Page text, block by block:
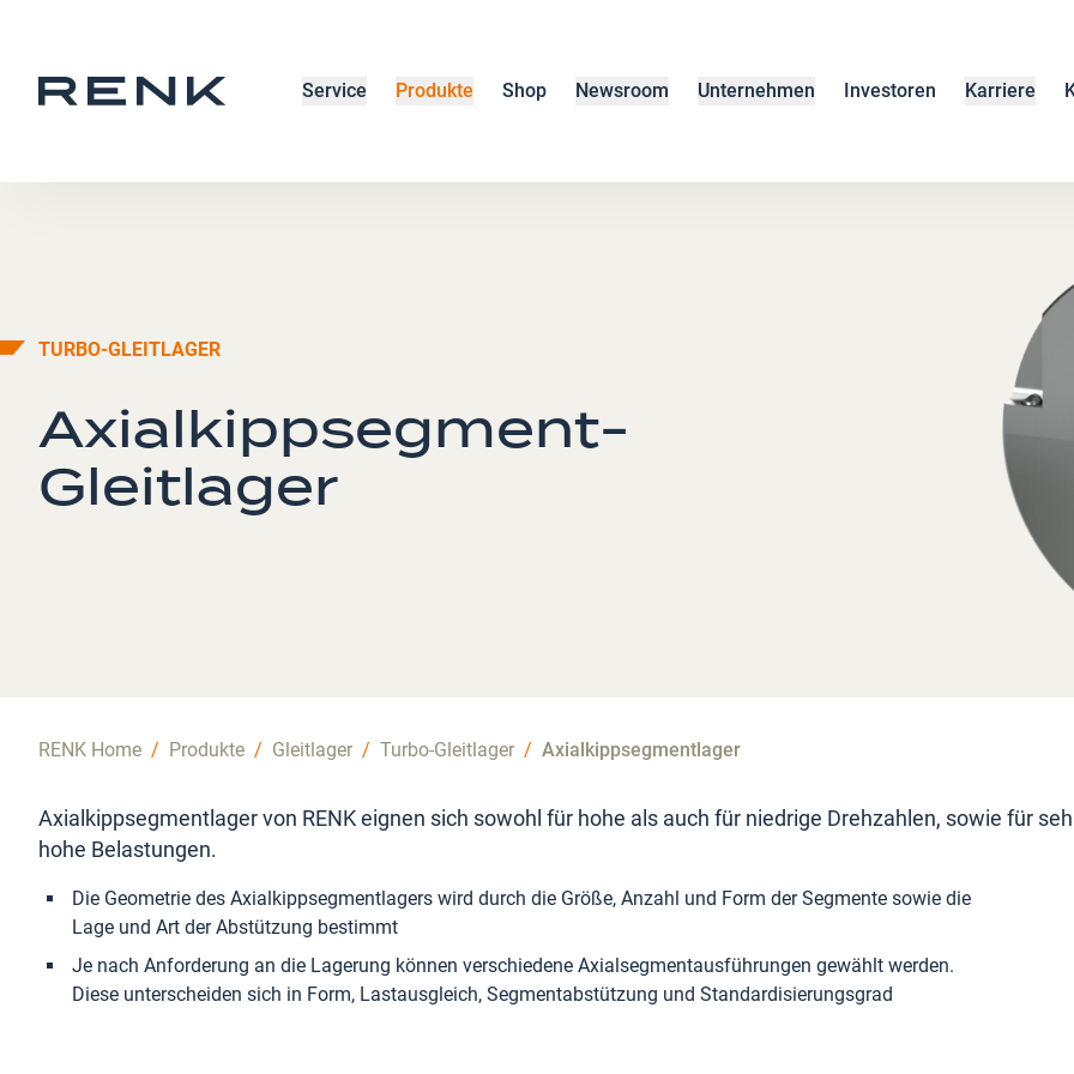
Service Produkte Shop Newsroom Unternehmen Investoren Karriere
TURBO-GLEITLAGER
Axialkippsegment-
Gleitlager
RENK Home / Produkte / Gleitlager / Turbo-Gleitlager / Axialkippsegmentlager
Axialkippsegmentlager von RENK eignen sich sowohl für hohe als auch für niedrige Drehzahlen, sowie für
hohe Belastungen.
Die Geometrie des Axialkippsegmentlagers wird durch die Größe, Anzahl und Form der Segmente sowie die
Lage und Art der Abstützung bestimmt
Je nach Anforderung an die Lagerung können verschiedene Axialsegmentausführungen gewählt werden.
Diese unterscheiden sich in Form, Lastausgleich, Segmentabstützung und Standardisierungsgrad